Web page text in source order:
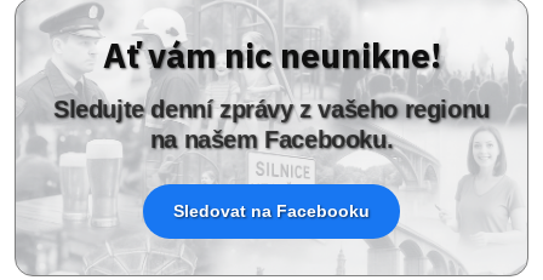
Ať vám nic neunikne!
Sledujte denní zprávy z vašeho regionu
na našem Facebooku.
Sledovat na Facebooku